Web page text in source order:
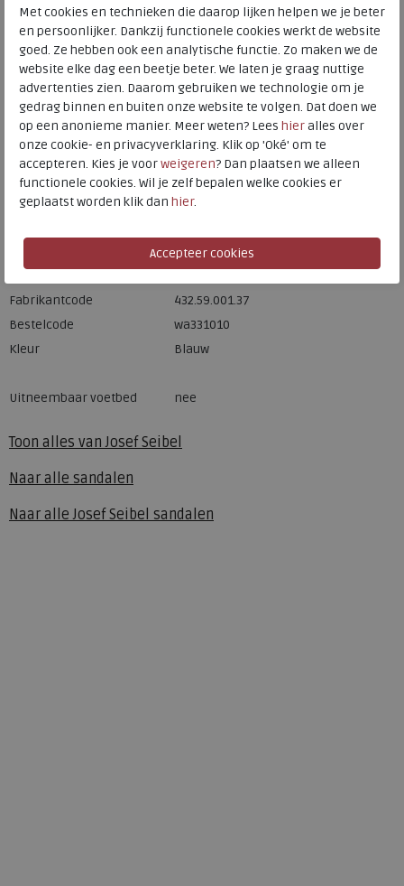
Toon alles vanJosef Seibel
Naar alle sandalen
Naar alleJosef Seibel sandalen
Meijerink Heemskerk
HEEMSKERK
Meijerink Hoorn
HOORN
Hulp nodig? bel:0229 760 760
Gratis verzending binnen Nederland*
Voor 14:00 uur besteld = dezelfde werkdag verzonden*
Fabrikantcode
432.59.001.37
Bestelcode
wa331010
Kleur
Blauw
Uitneembaar voetbed nee
Met cookies en technieken die daarop lijken helpen we je beter
en persoonlijker. Dankzij functionele cookies werkt de website
goed. Ze hebben ook een analytische functie. Zo maken we de
website elke dag een beetje beter. We laten je graag nuttige
advertenties zien. Daarom gebruiken we technologie om je
gedrag binnen en buiten onze website te volgen. Dat doen we
op een anonieme manier. Meer weten? Lees hieralles over
onze cookie- en privacyverklaring. Klik op 'Oké' om te
accepteren. Kies je voorweigeren? Dan plaatsen we alleen
functionele cookies. Wil je zelf bepalen welke cookies er
geplaatst worden klik dan hier.